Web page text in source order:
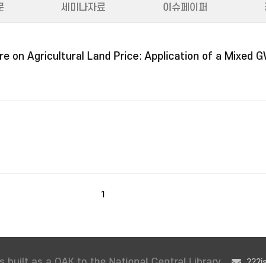
세미나자료 이슈페이퍼
on Agricultural Land Price: Application of a Mixed
1